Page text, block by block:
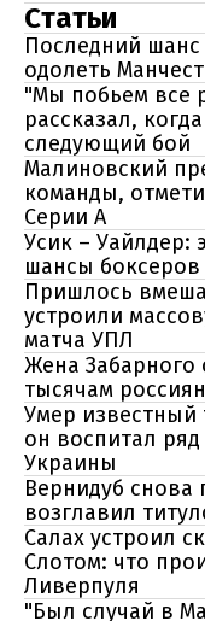
Статьи
Последний
одолеть
"Мы побьем все
рассказал,
следующий бой
Малиновский
команды,
Серии А
Усик – Уайлдер:
шансы
Пришлось
устроили
матча УПЛ
Жена Забарного
тысячам россиян
Умер известный
он воспитал
Украины
Вернидуб снова
возглавил
Салах устроил
Слотом: что
Ливерпуля
"Был случай в